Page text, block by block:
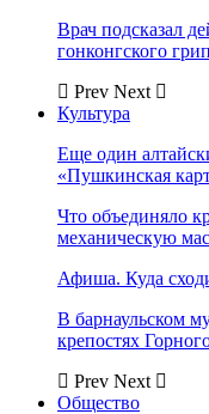
Врач подсказал
гонконгского
Prev Next
Культура
Еще один
«Пушкинская
Что объединяло
механическую
Афиша. Куда
В барнаульском
крепостях
Prev Next
Общество